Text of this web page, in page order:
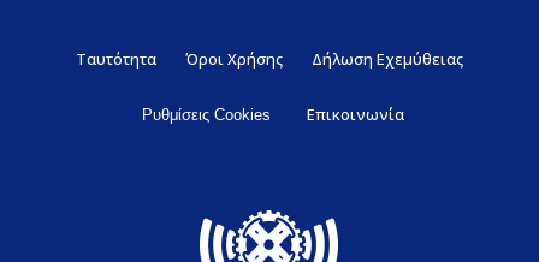
Ταυτότητα Όροι Χρήσης Δήλωση Εχεμύθειας
Ρυθμίσεις Cookies Επικοινωνία